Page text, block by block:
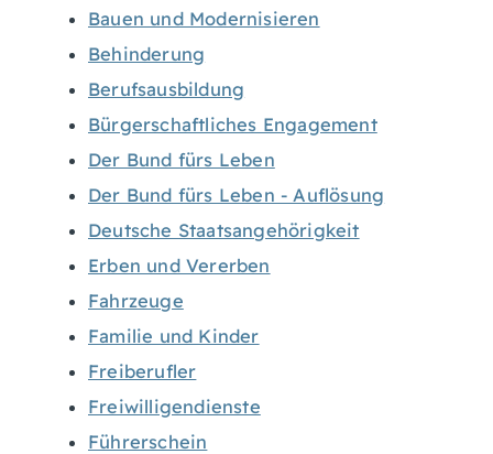
Bauen und Modernisieren
Behinderung
Berufsausbildung
Bürgerschaftliches Engagement
Der Bund fürs Leben
Der Bund fürs Leben - Auflösung
Deutsche Staatsangehörigkeit
Erben und Vererben
Fahrzeuge
Familie und Kinder
Freiberufler
Freiwilligendienste
Führerschein